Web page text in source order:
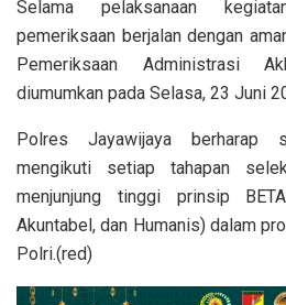
Selama pelaksanaan
pemeriksaan berjalan dengan
Pemeriksaan Administrasi
diumumkan pada Selasa, 23 Juni
Polres Jayawijaya berharap
mengikuti setiap tahapan
menjunjung tinggi prinsip
Akuntabel, dan Humanis) dalam
Polri.(red)